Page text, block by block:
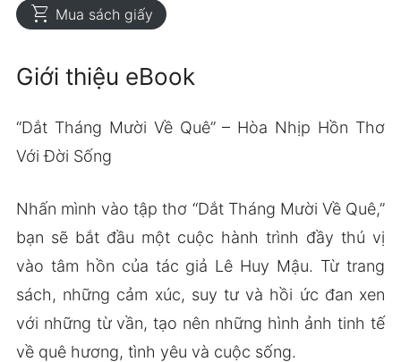
shopping_cart Mua sách giấy
Giới thiệu eBook
“Dắt Tháng Mười Về Quê” – Hòa Nhịp Hồn Thơ
Với Đời Sống
Nhấn mình vào tập thơ “Dắt Tháng Mười Về Quê,”
bạn sẽ bắt đầu một cuộc hành trình đầy thú vị
vào tâm hồn của tác giả Lê Huy Mậu. Từ trang
sách, những cảm xúc, suy tư và hồi ức đan xen
với những từ vần, tạo nên những hình ảnh tinh tế
về quê hương, tình yêu và cuộc sống.